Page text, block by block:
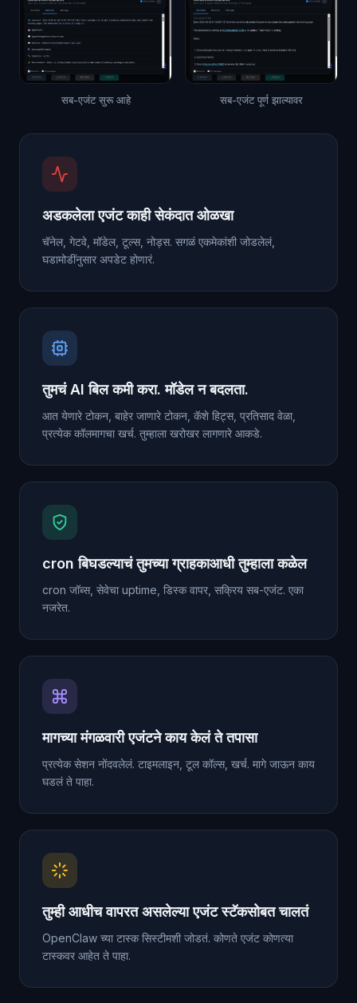
सब-एजंट सुरू आहे सब-एजंट पूर्ण झाल्यावर
अडकलेला एजंट काही सेकंदात ओळखा
चॅनेल, गेटवे, मॉडेल, टूल्स, नोड्स. सगळं एकमेकांशी जोडलेलं,
घडामोडींनुसार अपडेट होणारं.
तुमचं AI बिल कमी करा. मॉडेल न बदलता.
आत येणारे टोकन, बाहेर जाणारे टोकन, कॅशे हिट्स, प्रतिसाद वेळा,
प्रत्येक कॉलमागचा खर्च. तुम्हाला खरोखर लागणारे आकडे.
cron बिघडल्याचं तुमच्या ग्राहकाआधी तुम्हाला कळेल
cron जॉब्स, सेवेचा uptime, डिस्क वापर, सक्रिय सब-एजंट. एका
नजरेत.
मागच्या मंगळवारी एजंटने काय केलं ते तपासा
प्रत्येक सेशन नोंदवलेलं. टाइमलाइन, टूल कॉल्स, खर्च. मागे जाऊन काय
घडलं ते पाहा.
तुम्ही आधीच वापरत असलेल्या एजंट स्टॅकसोबत चालतं
OpenClaw च्या टास्क सिस्टीमशी जोडतं. कोणते एजंट कोणत्या
टास्कवर आहेत ते पाहा.